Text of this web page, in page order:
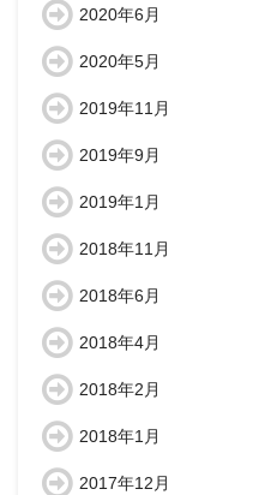
2020年6月
2020年5月
2019年11月
2019年9月
2019年1月
2018年11月
2018年6月
2018年4月
2018年2月
2018年1月
2017年12月